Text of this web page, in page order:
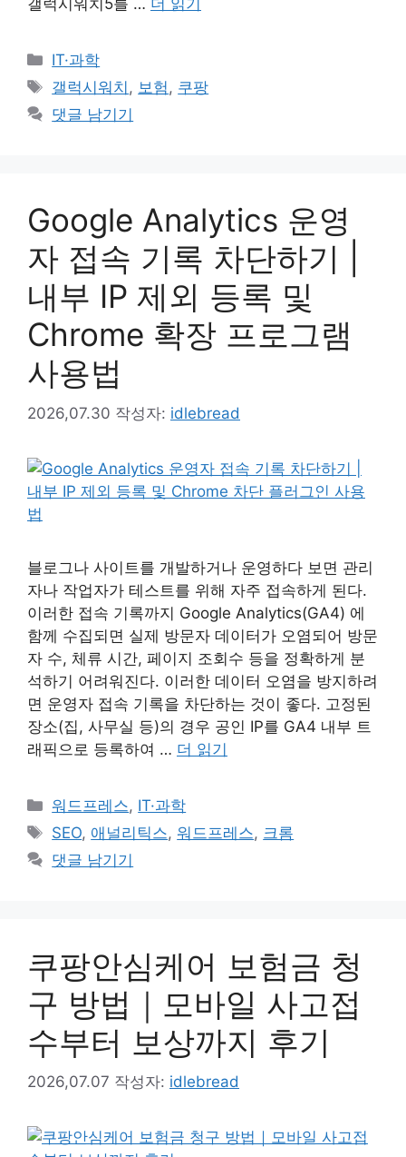
갤럭시워치5를 … 더 읽기
카
테
리
IT·과학
태
그
갤럭시워치 , 보험, 쿠팡
댓글 남기기
Google Analytics 운영
자 접속 기록 차단하기 |
내부 IP 제외 등록 및
Chrome 확장 프로그램
사용법
2026,07.30 작성자: idlebread
블로그나 사이트를 개발하거나 운영하다 보면 관리
자나 작업자가 테스트를 위해 자주 접속하게 된다.
이러한 접속 기록까지 Google Analytics(GA4) 에
함께 수집되면 실제 방문자 데이터가 오염되어 방문
자 수, 체류 시간, 페이지 조회수 등을 정확하게 분
석하기 어려워진다. 이러한 데이터 오염을 방지하려
면 운영자 접속 기록을 차단하는 것이 좋다. 고정된
장소(집, 사무실 등)의 경우 공인 IP를 GA4 내부 트
래픽으로 등록하여 … 더 읽기
카
테
리
워드프레스, IT·과학
태
그
SEO, 애널리틱스, 워드프레스, 크롬
댓글 남기기
쿠팡안심케어 보험금 청
구 방법｜모바일 사고접
수부터 보상까지 후기
2026,07.07 작성자: idlebread